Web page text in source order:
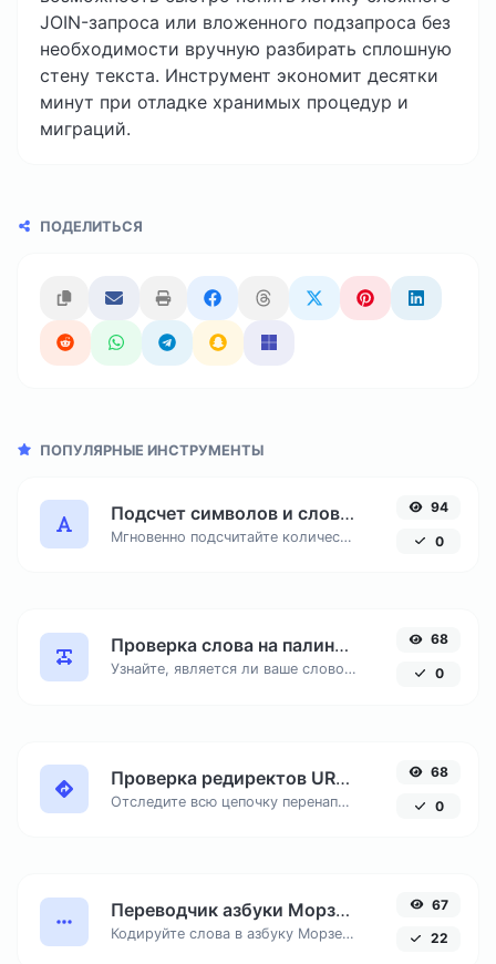
JOIN-запроса или вложенного подзапроса без
необходимости вручную разбирать сплошную
стену текста. Инструмент экономит десятки
минут при отладке хранимых процедур и
миграций.
ПОДЕЛИТЬСЯ
ПОПУЛЯРНЫЕ ИНСТРУМЕНТЫ
Подсчет символов и слов онлайн
Мгновенно подсчитайте количество знаков с пробелами и без, число слов и строк в вашем тексте для SEO и копирайтинга.
94
0
Проверка слова на палиндром онлайн
Узнайте, является ли ваше слово или фраза палиндромом — перевертышем, читающимся одинаково в обе стороны.
68
0
Проверка редиректов URL онлайн
Отследите всю цепочку перенаправлений (301, 302) до конечного URL. Незаменимый инструмент для SEO-аудита.
68
0
Переводчик азбуки Морзе онлайн
Кодируйте слова в азбуку Морзе (точки и тире) и расшифровывайте сигналы обратно в читаемый текст.
67
22